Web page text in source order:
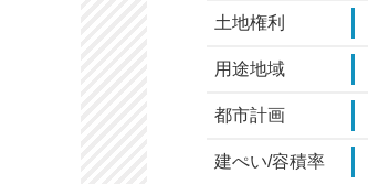
土地権利
用途地域
都市計画
建ぺい/容積率